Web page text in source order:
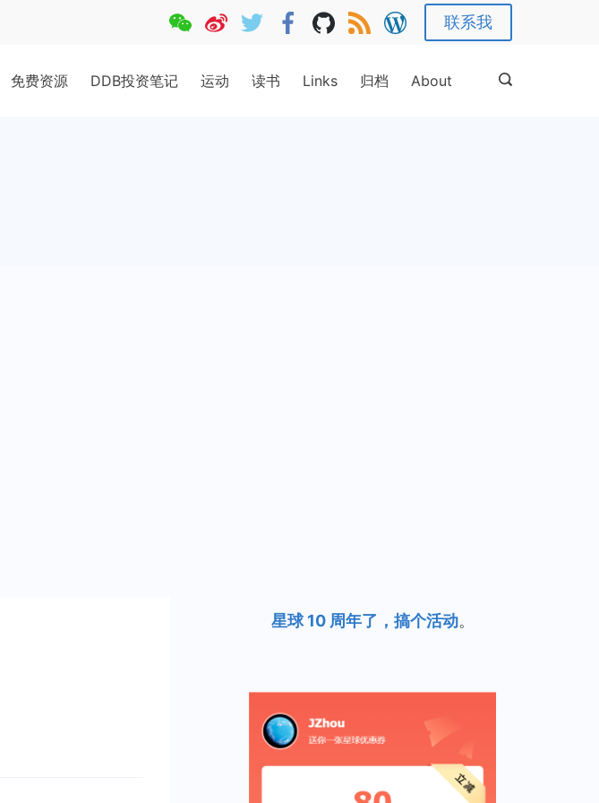
联系我
免费资源 DDB投资笔记 运动 读书 Links 归档 About
星球 10 周年了，搞个活动。